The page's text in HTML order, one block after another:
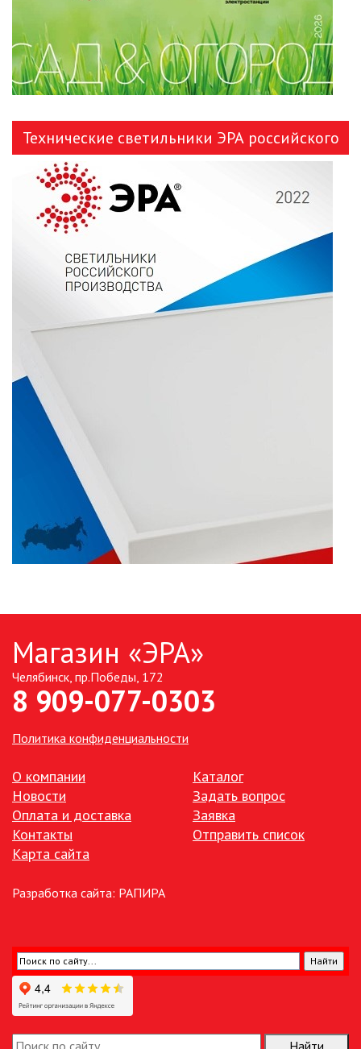
ЛИНЕЙНЫЕ СВЕТОДИОДНЫЕ
СВЕТИЛЬНИКИ
ЛЮСТРЫ
ОСВЕЩЕНИЯ (LED МОДУЛИ)
НАСТОЛЬНЫЕ СВЕТИЛЬНИКИ
НИЗКОВОЛЬТНОЕ
НОВОГОДНЕЕ ОСВЕЩЕНИЕ
ОТВЕРТКИ
РАЗЪЁМЫ, ПЕРЕХОДНИКИ, ТВ
СТАБИЛИЗАТОРЫ НАПРЯЖЕНИЯ
СОЛНЕЧНЫХ БАТАРЕЯХ
УЛИЧНЫЕ СВЕТИЛЬНИКИ
ЭЛЕКТРОУСТАНОВОЧНЫЕ
Технические светильники ЭРА российского
Магазин «ЭРА»
Челябинск, пр.Победы, 172
8 909-077-0303
Политика конфиденциальности
О компании
Новости
Оплата и доставка
Контакты
Карта сайта
Каталог
Задать вопрос
Заявка
Отправить список
Разработка сайта: РАПИРА
Найти